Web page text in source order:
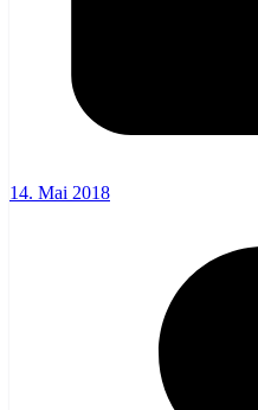
14. Mai 2018